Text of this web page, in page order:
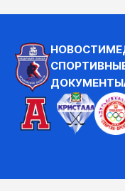
НОВОСТИ
ДОКУМЕНТЫ